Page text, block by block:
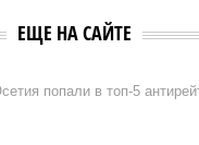
ЕЩЕ НА САЙТЕ
попали в топ-5